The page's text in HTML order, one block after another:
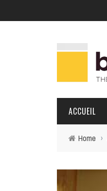
ACCUEIL
Home ›